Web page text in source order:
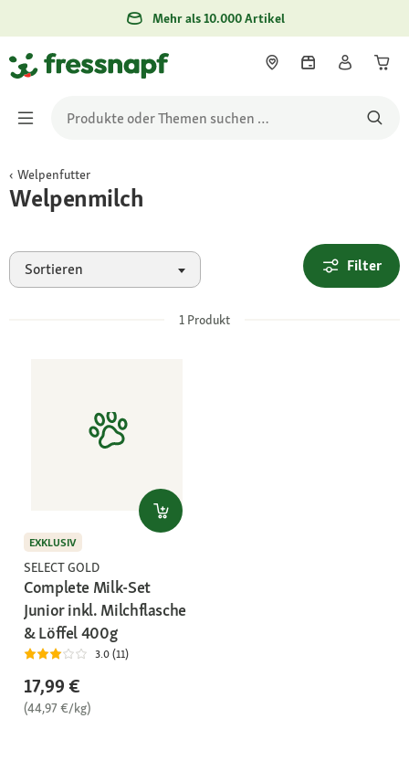
Mehr als 10.000 Artikel
Welpenfutter
Welpenmilch
Sortieren Filter
1 Produkt
EXKLUSIV
SELECT GOLD
Complete Milk-Set
Junior inkl. Milchflasche
& Löffel 400g
3.0 (11)
17,99 €
(44,97 €/kg)